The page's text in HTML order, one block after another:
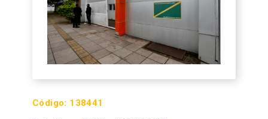
Código: 138441